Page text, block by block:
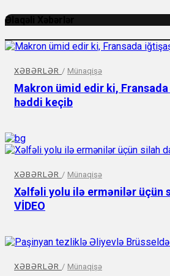
Əlaqəli Xəbərlər
XƏBƏRLƏR / Münaqişə
Makron ümid edir ki,
həddi keçib
XƏBƏRLƏR / Münaqişə
Xəlfəli yolu ilə ermənilər üçün
VİDEO
XƏBƏRLƏR / Münaqişə